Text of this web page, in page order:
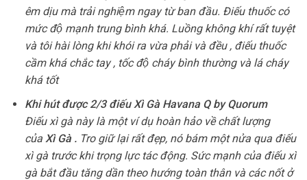
êm dịu mà trải nghiệm ngay từ ban đầu. Điếu thuốc có
mức độ mạnh trung bình khá. Luồng không khí rất tuyệt
và tôi hài lòng khi khói ra vừa phải và đều , điếu thuốc
cầm khá chắc tay , tốc độ cháy bình thường và lá cháy
khá tốt
Khi hút được 2/3 điếu Xì Gà Havana Q by Quorum
Điếu xì gà này là một ví dụ hoàn hảo về chất lượng
của Xì Gà .Tro giữ lại rất đẹp, nó bám một nửa qua điếu
xì gà trước khi trọng lực tác động. Sức mạnh của điếu xì
gà bắt đầu tăng dần theo hướng toàn thân và các nốt ở